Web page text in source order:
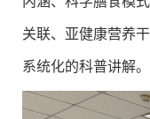
关联、亚健康营养
系统化的科普讲解。